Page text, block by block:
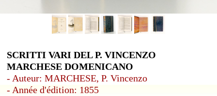
SCRITTI VARI DEL P. VINCENZO
MARCHESE DOMENICANO
- Auteur: MARCHESE, P. Vincenzo
- Année d'édition: 1855